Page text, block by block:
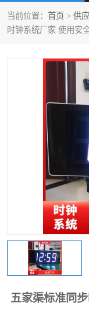
当前位置： 首页 > 供
时钟系统厂家 使用安
五家渠标准同
体育场馆影像采